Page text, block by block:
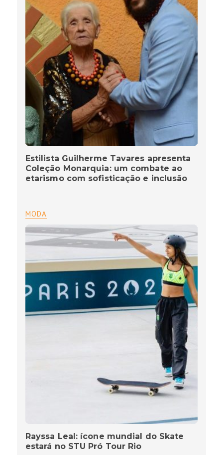
Estilista Guilherme Tavares apresenta
Coleção Monarquia: um combate ao
etarismo com sofisticação e inclusão
MODA
Rayssa Leal: ícone mundial do Skate
estará no STU Pró Tour Rio